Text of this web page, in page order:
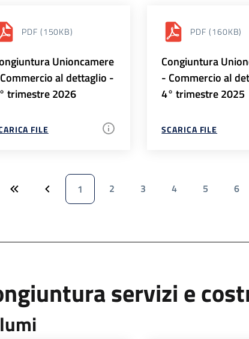
PDF (150KB)
Unioncamere
al dettaglio -
trimestre 2026
FILE
PDF (160KB)
Congiuntura
- Commercio al
4° trimestre 2025
SCARICA FILE
1 2 3 4 5 6
servizi e